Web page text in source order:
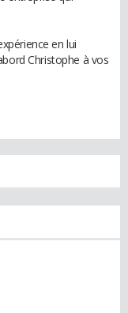
en lui
Christophe à vos